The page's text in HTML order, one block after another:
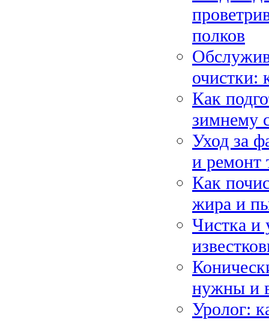
полков
очистки:
Как
зимнему
Уход за
и ремонт
Как
жира и
Чистка и
нужны и
Уролог: